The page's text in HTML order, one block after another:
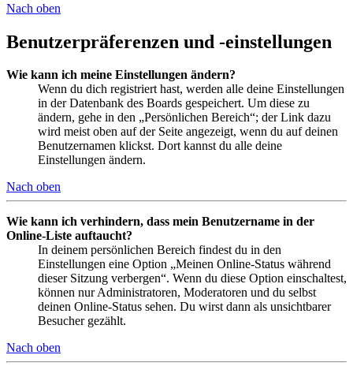
Nach oben
Benutzerpräferenzen und -einstellungen
Wie kann ich meine Einstellungen ändern?
Wenn du dich registriert hast, werden alle deine Einstellungen
in der Datenbank des Boards gespeichert. Um diese zu
ändern, gehe in den „Persönlichen Bereich“; der Link dazu
wird meist oben auf der Seite angezeigt, wenn du auf deinen
Benutzernamen klickst. Dort kannst du alle deine
Einstellungen ändern.
Nach oben
Wie kann ich verhindern, dass mein Benutzername in der
Online-Liste auftaucht?
In deinem persönlichen Bereich findest du in den
Einstellungen eine Option „Meinen Online-Status während
dieser Sitzung verbergen“. Wenn du diese Option einschaltest,
können nur Administratoren, Moderatoren und du selbst
deinen Online-Status sehen. Du wirst dann als unsichtbarer
Besucher gezählt.
Nach oben